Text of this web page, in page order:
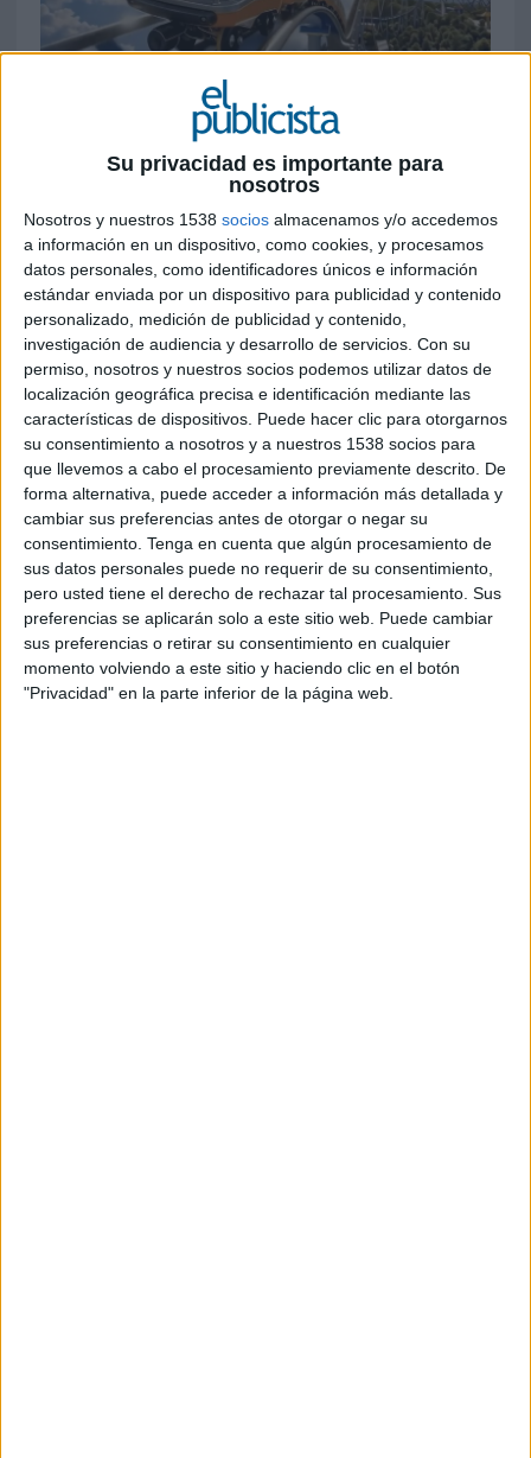
Su privacidad es importante para
nosotros
Nosotros y nuestros 1538 socios almacenamos y/o accedemos
a información en un dispositivo, como cookies, y procesamos
datos personales, como identificadores únicos e información
estándar enviada por un dispositivo para publicidad y contenido
personalizado, medición de publicidad y contenido,
investigación de audiencia y desarrollo de servicios. Con su
permiso, nosotros y nuestros socios podemos utilizar datos de
localización geográfica precisa e identificación mediante las
características de dispositivos. Puede hacer clic para otorgarnos
su consentimiento a nosotros y a nuestros 1538 socios para
que llevemos a cabo el procesamiento previamente descrito. De
forma alternativa, puede acceder a información más detallada y
cambiar sus preferencias antes de otorgar o negar su
consentimiento. Tenga en cuenta que algún procesamiento de
sus datos personales puede no requerir de su consentimiento,
pero usted tiene el derecho de rechazar tal procesamiento. Sus
preferencias se aplicarán solo a este sitio web. Puede cambiar
sus preferencias o retirar su consentimiento en cualquier
momento volviendo a este sitio y haciendo clic en el botón
"Privacidad" en la parte inferior de la página web.
FICHA TÉCNICA
Equipo cliente: Natalia Fernández, Anna
Saraikina, Patricia Sancho y Javier García de la
Vega
Producto: Bifrutas
Agencia: smilebrand
CCO: José María Prieto
Directora clientes: Blanca Rico
Responsable de cuentas: Carmen Prieto
Equipo creativo: Patri Díez, Manu Paredes, Sergio
Contreras y Miriam Mena
Productora: Nephilim